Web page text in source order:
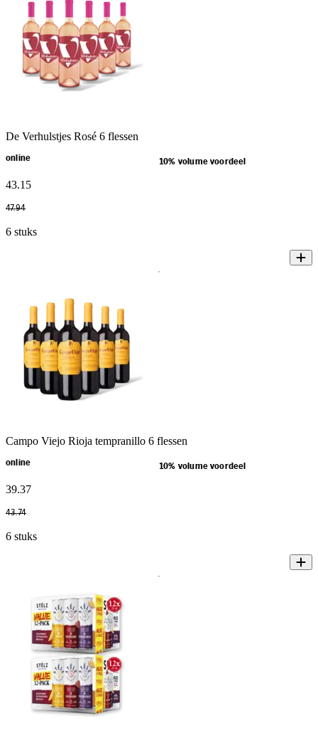
De Verhulstjes Rosé 6 flessen
online 10% volume voordeel
43.15
47.94
6 stuks
Campo Viejo Rioja tempranillo 6 flessen
online 10% volume voordeel
39.37
43.74
6 stuks